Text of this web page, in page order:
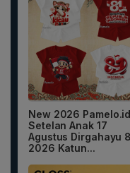
New 2026 Pamelo.id
Setelan Anak 17
Agustus Dirgahayu
2026 Katun...